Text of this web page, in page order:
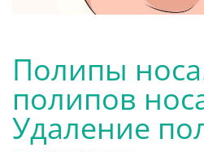
Полипы
полипов
Удаление